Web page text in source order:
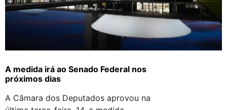
A medida irá ao Senado Federal nos
próximos dias
A Câmara dos Deputados aprovou na